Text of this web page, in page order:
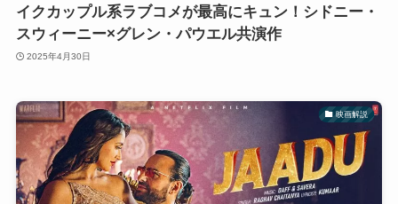
イクカップル系ラブコメが最高にキュン！シドニー・
スウィーニー×グレン・パウエル共演作
2025年4月30日
映画解説